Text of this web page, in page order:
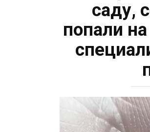
саду,
попали